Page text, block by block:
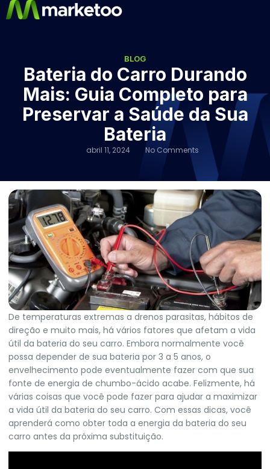
BLOG
Bateria do Carro Durando
Mais: Guia Completo para
Preservar a Saúde da Sua
Bateria
abril 11, 2024 No Comments
De temperaturas extremas a drenos parasitas, hábitos de
direção e muito mais, há vários fatores que afetam a vida
útil da bateria do seu carro. Embora normalmente você
possa depender de sua bateria por 3 a 5 anos, o
envelhecimento pode eventualmente fazer com que sua
fonte de energia de chumbo-ácido acabe. Felizmente, há
várias coisas que você pode fazer para ajudar a maximizar
a vida útil da bateria do seu carro. Com essas dicas, você
aprenderá como obter toda a energia da bateria do seu
carro antes da próxima substituição.